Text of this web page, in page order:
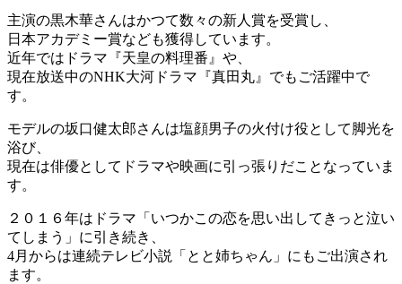
主演の黒木華さんはかつて数々の新人賞を受賞し、
日本アカデミー賞なども獲得しています。
近年ではドラマ『天皇の料理番』や、
現在放送中のNHK大河ドラマ『真田丸』でもご活躍中で
す。
モデルの坂口健太郎さんは塩顔男子の火付け役として脚光を
浴び、
現在は俳優としてドラマや映画に引っ張りだことなっていま
す。
２０１６年はドラマ「いつかこの恋を思い出してきっと泣い
てしまう」に引き続き、
4月からは連続テレビ小説「とと姉ちゃん」にもご出演され
ます。